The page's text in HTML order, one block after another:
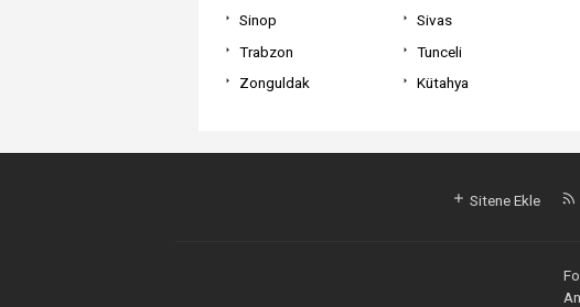
Sinop
Sivas
Trabzon
Tunceli
Zonguldak
Kütahya
Sitene Ekle